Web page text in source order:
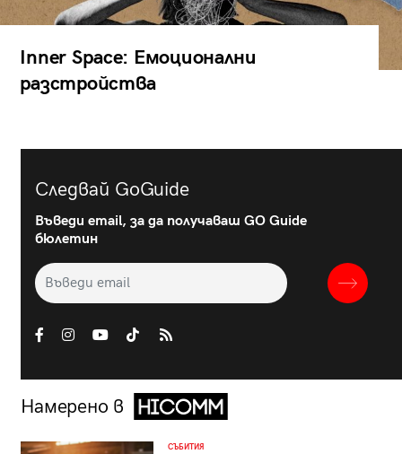
Inner Space: Емоционални
разстройства
Следвай GoGuide
Въведи email, за да получаваш GO Guide
бюлетин
Намерено в
СЪБИТИЯ